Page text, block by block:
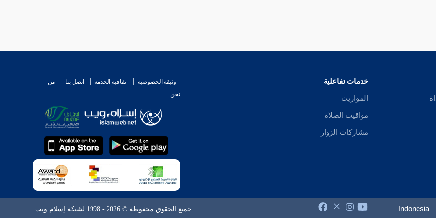
خدمات تفاعلية
المواريث
مواقيت الصلاة
مشاركات الزوار
وثيقة الخصوصية اتفاقية الخدمة اتصل بنا
من
نحن
Indonesia جميع الحقوق محفوظة © 2026 - 1998 لشبكة إسلام ويب